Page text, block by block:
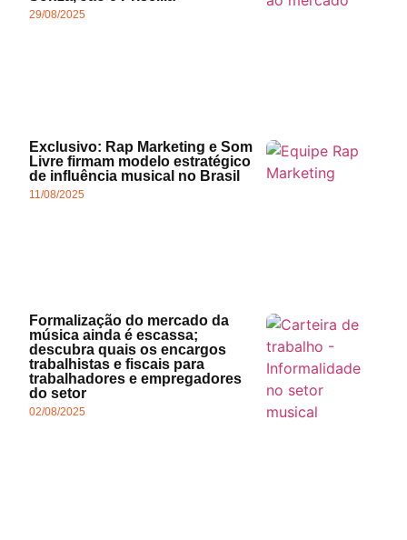
29/08/2025
Exclusivo: Rap Marketing e Som
Livre firmam modelo estratégico
de influência musical no Brasil
11/08/2025
Formalização do mercado da
música ainda é escassa;
descubra quais os encargos
trabalhistas e fiscais para
trabalhadores e empregadores
do setor
02/08/2025